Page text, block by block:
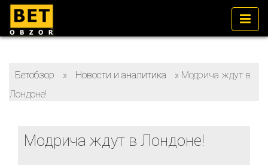
Бетобзор » Новости и аналитика » Модрича ждут в
Лондоне!
Модрича ждут в Лондоне!